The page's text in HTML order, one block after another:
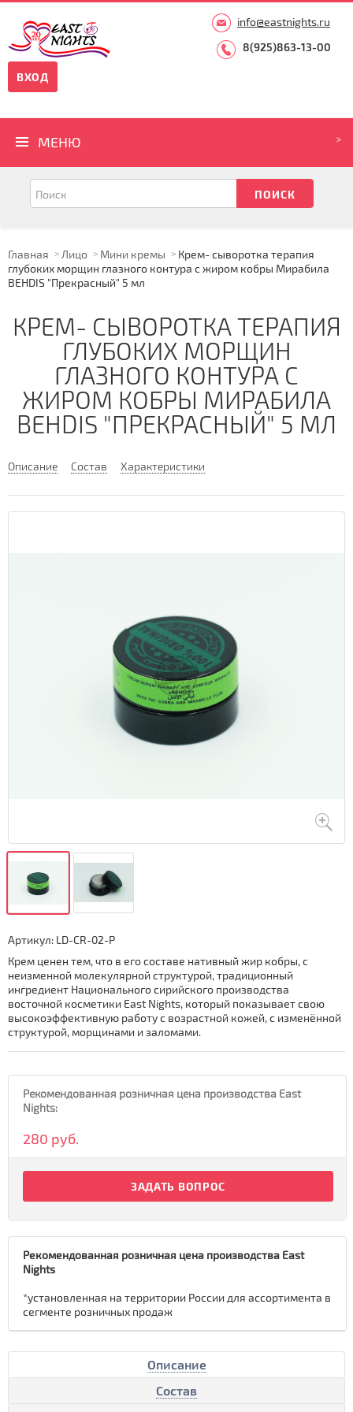
info@eastnights.ru
8(925)863-13-00
ВХОД
МЕНЮ
Главная Лицо Мини кремы
Крем- сыворотка терапия
глубоких морщин глазного контура с жиром кобры Мирабила
BEHDIS "Прекрасный" 5 мл
КРЕМ- СЫВОРОТКА ТЕРАПИЯ
ГЛУБОКИХ МОРЩИН
ГЛАЗНОГО КОНТУРА С
ЖИРОМ КОБРЫ МИРАБИЛА
BEHDIS "ПРЕКРАСНЫЙ" 5 МЛ
Описание Состав Характеристики
Артикул: LD-CR-02-P
Крем ценен тем, что в его составе нативный жир кобры, с
неизменной молекулярной структурой, традиционный
ингредиент Национального сирийского производства
восточной косметики East Nights, который показывает свою
высокоэффективную работу с возрастной кожей, с изменённой
структурой, морщинами и заломами.
Рекомендованная розничная цена производства East
Nights:
280 руб.
ЗАДАТЬ ВОПРОС
Рекомендованная розничная цена производства East
Nights
*установленная на территории России для ассортимента в
сегменте розничных продаж
Описание
Состав